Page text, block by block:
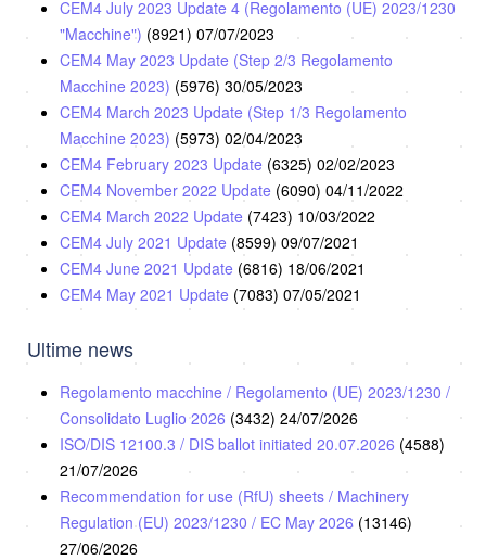
CEM4 July 2023 Update 4 (Regolamento (UE) 2023/1230
"Macchine") (8921) 07/07/2023
CEM4 May 2023 Update (Step 2/3 Regolamento
Macchine 2023) (5976) 30/05/2023
CEM4 March 2023 Update (Step 1/3 Regolamento
Macchine 2023) (5973) 02/04/2023
CEM4 February 2023 Update (6325) 02/02/2023
CEM4 November 2022 Update (6090) 04/11/2022
CEM4 March 2022 Update (7423) 10/03/2022
CEM4 July 2021 Update (8599) 09/07/2021
CEM4 June 2021 Update (6816) 18/06/2021
CEM4 May 2021 Update (7083) 07/05/2021
Ultime news
Regolamento macchine / Regolamento (UE) 2023/1230 /
Consolidato Luglio 2026 (3432) 24/07/2026
ISO/DIS 12100.3 / DIS ballot initiated 20.07.2026 (4588)
21/07/2026
Recommendation for use (RfU) sheets / Machinery
Regulation (EU) 2023/1230 / EC May 2026 (13146)
27/06/2026